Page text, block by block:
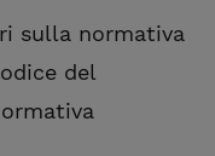
sulla normativa
del